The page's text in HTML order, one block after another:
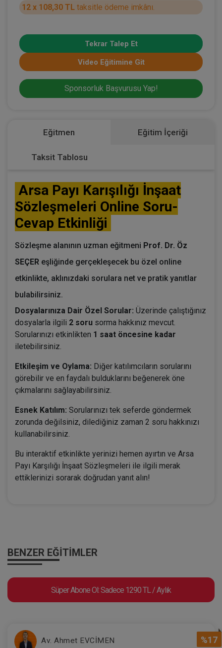
12 x 108,30 TL taksitle ödeme imkânı.
Tekrar Talep Et
Video Eğitimine Git
Sponsorluk Başvurusu Yap!
Eğitmen Eğitim İçeriği
Taksit Tablosu
Arsa Payı Karışılığı İnşaat
Sözleşmeleri Online Soru-
Cevap Etkinliği
Sözleşme alanının uzman eğitmeni Prof. Dr. Öz
SEÇER eşliğinde gerçekleşecek bu özel online
etkinlikte, aklınızdaki sorulara net ve pratik yanıtlar
bulabilirsiniz.
Dosyalarınıza Dair Özel Sorular: Üzerinde çalıştığınız
dosyalarla ilgili 2 soru sorma hakkınız mevcut.
Sorularınızı etkinlikten 1 saat öncesine kadar
iletebilirsiniz.
Etkileşim ve Oylama: Diğer katılımcıların sorularını
görebilir ve en faydalı bulduklarını beğenerek öne
çıkmalarını sağlayabilirsiniz.
Esnek Katılım: Sorularınızı tek seferde göndermek
zorunda değilsiniz, dilediğiniz zaman 2 soru hakkınızı
kullanabilirsiniz.
Bu interaktif etkinlikte yerinizi hemen ayırtın ve Arsa
Payı Karşılığı İnşaat Sözleşmeleri ile ilgili merak
ettiklerinizi sorarak doğrudan yanıt alın!
BENZER EĞITIMLER
Süper Abone Ol: Sadece 1290 TL / Aylık
%17
Av. Ahmet EVCİMEN